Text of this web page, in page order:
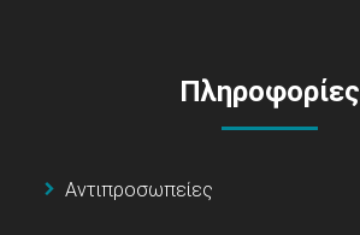
Πληροφορίες
Αντιπροσωπείες